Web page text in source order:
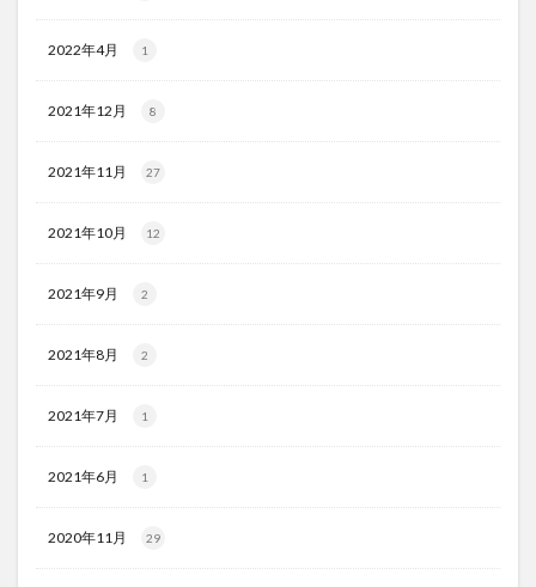
2022年4月 1
2021年12月 8
2021年11月 27
2021年10月 12
2021年9月 2
2021年8月 2
2021年7月 1
2021年6月 1
2020年11月 29